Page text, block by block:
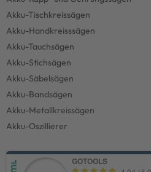
Akku-Tischkreissägen
Akku-Handkreisssägen
Akku-Tauchsägen
Akku-Stichsägen
Akku-Säbelsägen
Akku-Bandsägen
Akku-Metallkreissägen
Akku-Oszillierer